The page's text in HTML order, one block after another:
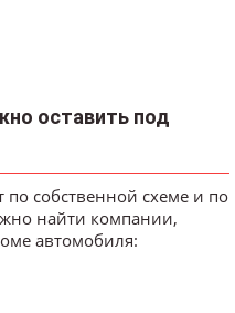
оставить под
собственной схеме и по
найти компании,
автомобиля: